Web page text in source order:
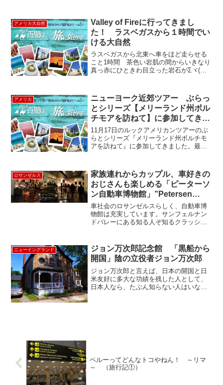
会修道士ユニペロ・セラによって...
アメリカ大自然
Valley of Fireに行ってきまし
た！ ラスベガスから１時間でい
ける大自然
ラスベガスから北東へ車をほど走らせる
こと1時間 茶色い岩肌の間からいきなり
真っ赤にひときわ目立った岩石がΣヾ(￣0
公園です） もちろん州立公園の名前...
アメリカ
ニューヨーク近郊ツアー ぶらっ
とシリーズ【メリーランド州ボル
チモアを訪ねて】に参加してきま
した!! ～ Baltimore ～
11月17日のルックアメリカンツアーのぶ
らとシリーズ『メリーランド州ボルチモ
アを訪ねて』に参加してきました。最近
い天候に恵まれました。ニューヨークよ
り南に車で約3時間半...
ロサンゼルス
家族連れからカップル、車好きの
おじさんも楽しめる「ピーターソ
ン自動車博物館」”Petersen
Automotive Museum”
車社会のロサンゼルスらしく、自動車博
物館は充実しています。サンフェルナン
ドバレーにある知る人ぞ知るクラッシッ
博物館というより、ちょっとした自動車
テーマパークのようになっ...
ニューイングランド
ジョン万次郎記念館 「黒船から
開国」陰の立役者ジョン万次郎
ジョン万次郎と言えば、日本の開国と日
米友好に多大な功績を残した人として、
日本人なら、たぶん知らない人はいない
ペルーってどんなトコやねん！ ～リマ
～ （旅行記①）